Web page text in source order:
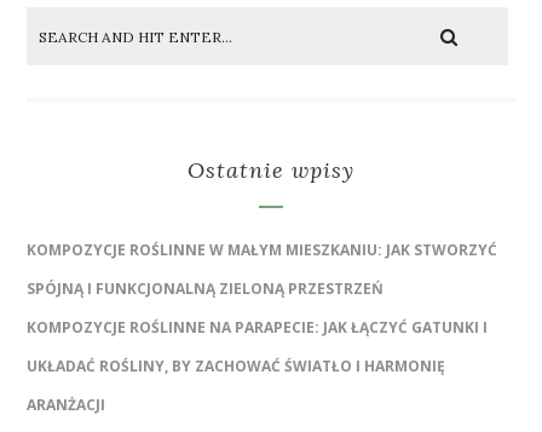
Ostatnie wpisy
KOMPOZYCJE ROŚLINNE W MAŁYM MIESZKANIU: JAK STWORZYĆ
SPÓJNĄ I FUNKCJONALNĄ ZIELONĄ PRZESTRZEŃ
KOMPOZYCJE ROŚLINNE NA PARAPECIE: JAK ŁĄCZYĆ GATUNKI I
UKŁADAĆ ROŚLINY, BY ZACHOWAĆ ŚWIATŁO I HARMONIĘ
ARANŻACJI